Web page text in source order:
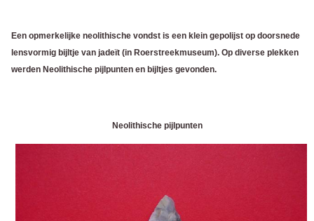
Een opmerkelijke neolithische vondst is een klein gepolijst op doorsnede
lensvormig bijltje van jadeït (in Roerstreekmuseum). Op diverse plekken
werden Neolithische pijlpunten en bijltjes gevonden.
Neolithische pijlpunten